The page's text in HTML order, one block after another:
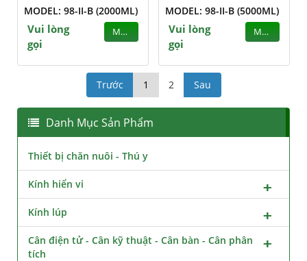
MODEL: 98-II-B (2000ML)
Vui lòng
gọi
MUA
MODEL: 98-II-B (5000ML)
Vui lòng
gọi
MUA
Trước 1 2 Sau
Danh Mục Sản Phẩm
Thiết bị chăn nuôi - Thú y
Kính hiển vi
Kính lúp
Cân điện tử - Cân kỹ thuật - Cân bàn - Cân phân
tích